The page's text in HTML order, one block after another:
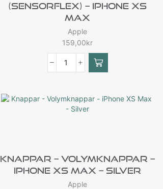
(Sensorflex) – IPhone XS
Max
Apple
159,00kr
Knappar – Volymknappar –
IPhone XS Max – Silver
Apple